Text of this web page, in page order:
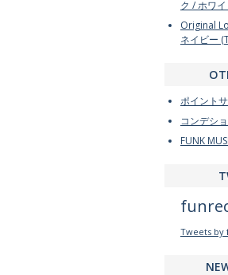
ク / ホワイ
Original
ネイビー
ポイント
コンデシ
FUNK
Tweets by